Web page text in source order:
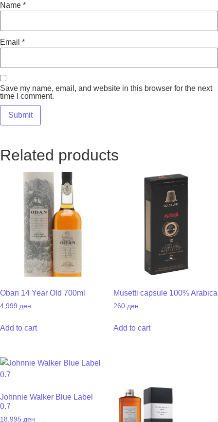
Name *
Email *
Save my name, email, and website in this browser for the next
time I comment.
Related products
Oban 14 Year Old 700ml
4,999 ден
Add to cart
Musetti capsule 100% Arabica
260 ден
Add to cart
Johnnie Walker Blue Label
0.7
18,995 ден